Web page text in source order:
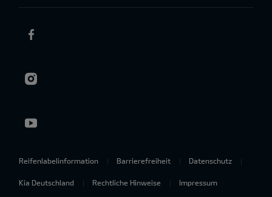
Reifenlabelinformation Barrierefreiheit Datenschutz
Kia Deutschland Rechtliche Hinweise Impressum